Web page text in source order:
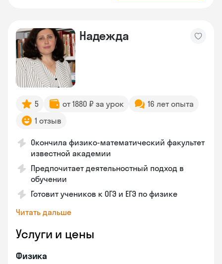
Надежда
5 от 1880 ₽ за урок
16 лет опыта
1 отзыв
Окончила физико-математический факультет
известной академии
Предпочитает деятельностный подход в
обучении
Готовит учеников к ОГЭ и ЕГЭ по физике
Читать дальше
Услуги и цены
Физика